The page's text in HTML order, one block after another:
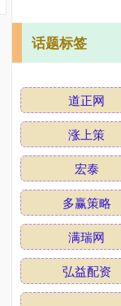
话题标签
道正网
涨上策
宏泰
多赢策略
满瑞网
弘益配资